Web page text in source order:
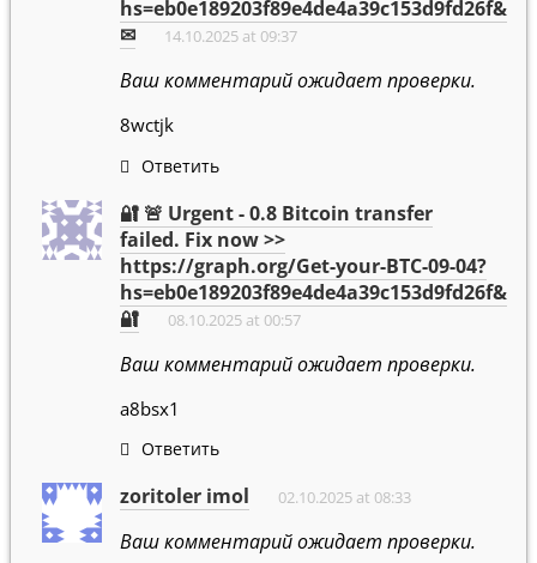
hs=eb0e189203f89e4de4a39c153d9fd26f&
✉
14.10.2025 at 09:37
Ваш комментарий ожидает проверки.
8wctjk
Ответить
🔐 🚨 Urgent - 0.8 Bitcoin transfer
failed. Fix now >>
https://graph.org/Get-your-BTC-09-04?
hs=eb0e189203f89e4de4a39c153d9fd26f&
🔐
08.10.2025 at 00:57
Ваш комментарий ожидает проверки.
a8bsx1
Ответить
zoritoler imol 02.10.2025 at 08:33
Ваш комментарий ожидает проверки.